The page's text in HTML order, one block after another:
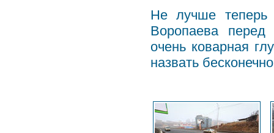
Не лучше
Воропаева
очень коварная
назвать